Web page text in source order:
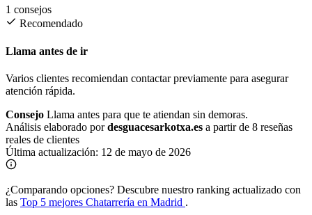
1 consejos
Recomendado
Llama antes de ir
Varios clientes recomiendan contactar previamente para asegurar
atención rápida.
Consejo Llama antes para que te atiendan sin demoras.
Análisis elaborado pordesguacesarkotxa.es a partir de 8 reseñas
reales de clientes
Última actualización: 12 de mayo de 2026
¿Comparando opciones? Descubre nuestro ranking actualizado con
las Top 5 mejores Chatarrería en Madrid .